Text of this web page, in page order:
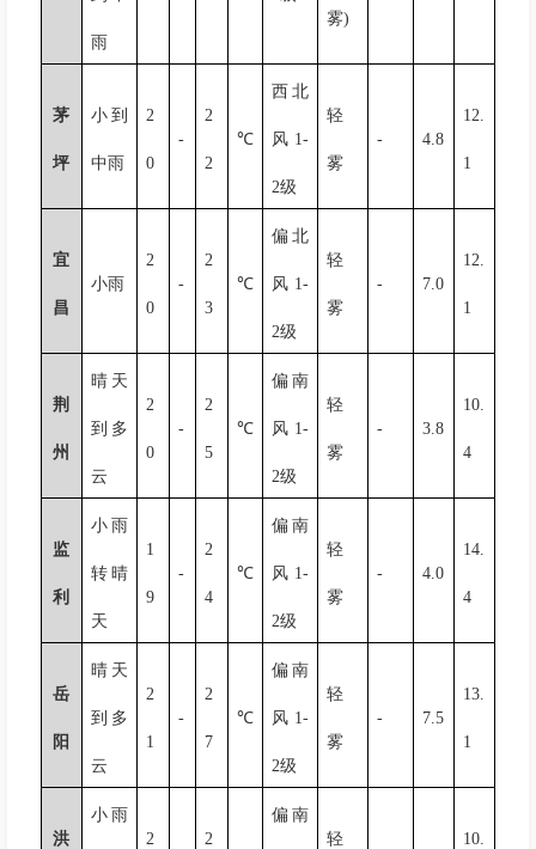
雨
雾)
茅
坪
小到
中雨
2
0
-
2
2
℃
西北
风 1-
2级
轻
雾
- 4.8
12.
1
宜
昌
小雨
2
0
-
2
3
℃
偏北
风 1-
2级
轻
雾
- 7.0
12.
1
荆
州
晴天
到多
云
2
0
-
2
5
℃
偏南
风 1-
2级
轻
雾
- 3.8
10.
4
监
利
小雨
转晴
天
1
9
-
2
4
℃
偏南
风 1-
2级
轻
雾
- 4.0
14.
4
岳
阳
晴天
到多
云
2
1
-
2
7
℃
偏南
风 1-
2级
轻
雾
- 7.5
13.
1
洪
小雨
2 2
偏南
轻 10.